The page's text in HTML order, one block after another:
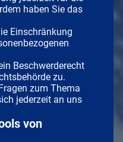
haben Sie das
Einschränkung
Beschwerderecht
zu.
zum Thema
jederzeit an uns
von